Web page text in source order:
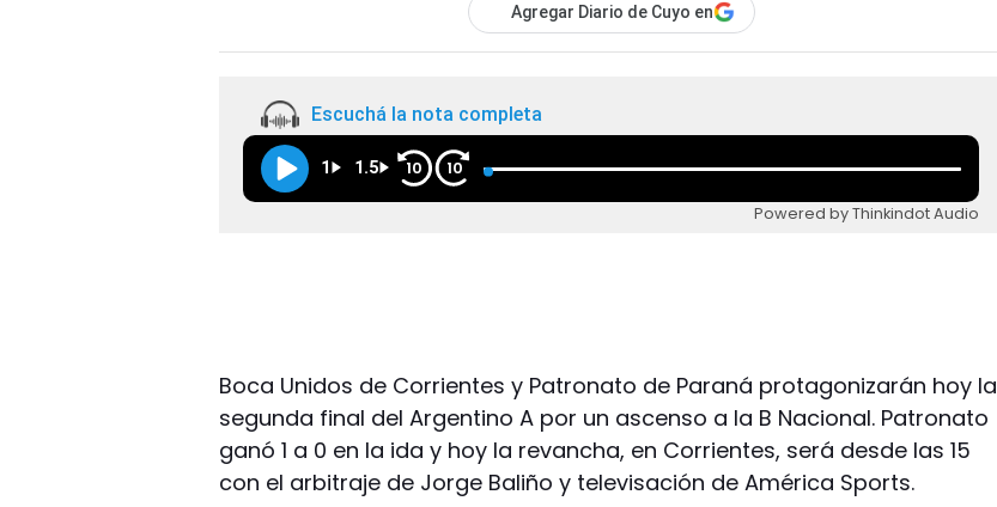
Agregar Diario de Cuyo en
Escuchá la nota completa
1 1.5 10 10
Powered by Thinkindot Audio
Boca Unidos de Corrientes y Patronato de Paraná protagonizarán hoy la
segunda final del Argentino A por un ascenso a la B Nacional. Patronato
ganó 1 a 0 en la ida y hoy la revancha, en Corrientes, será desde las 15
con el arbitraje de Jorge Baliño y televisación de América Sports.